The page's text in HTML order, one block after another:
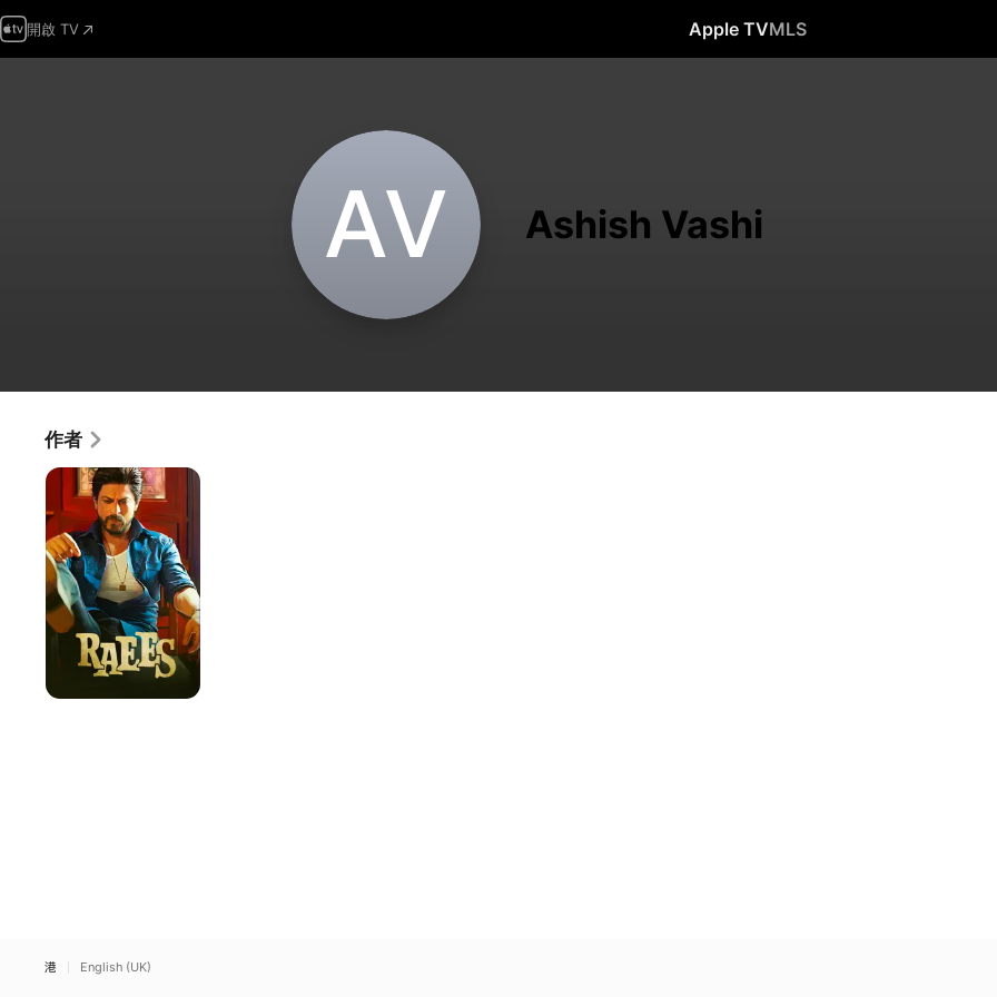
開啟 TV Apple TVMLS
A‌V Ashish Vashi
作者
Raees
香港 English (UK)